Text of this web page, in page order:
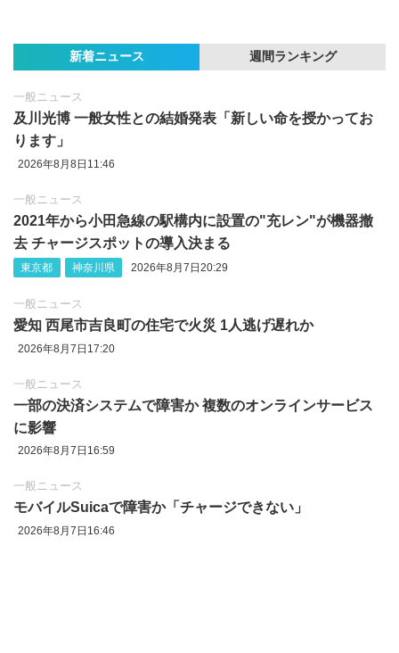
新着ニュース 週間ランキング
一般ニュース
及川光博 一般女性との結婚発表「新しい命を授かってお
ります」
2026年8月8日11:46
一般ニュース
2021年から小田急線の駅構内に設置の"充レン"が機器撤
去 チャージスポットの導入決まる
東京都 神奈川県 2026年8月7日20:29
一般ニュース
愛知 西尾市吉良町の住宅で火災 1人逃げ遅れか
2026年8月7日17:20
一般ニュース
一部の決済システムで障害か 複数のオンラインサービス
に影響
2026年8月7日16:59
一般ニュース
モバイルSuicaで障害か「チャージできない」
2026年8月7日16:46